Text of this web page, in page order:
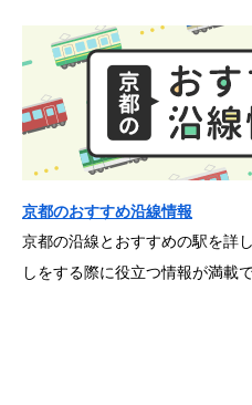
京都のおすすめ沿線情報
京都の沿線とおすすめの駅を詳
しをする際に役立つ情報が満載で